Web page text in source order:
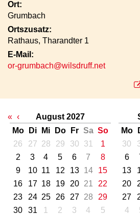
Ort:
Grumbach
Ortszusatz:
Rathaus, Tharandter 1
E-Mail:
or-grumbach@wilsdruff.net
« ‹
August 2027
Mo
Di Mi Do Fr Sa So
26
27 28 29 30 31
1
2
3 4 5 6 7
8
9
10 11 12 13 14
15
16
17 18 19 20 21
22
23
24 25 26 27 28
29
30
31 1 2 3 4 5
Mo
30
6
13
20
27
4